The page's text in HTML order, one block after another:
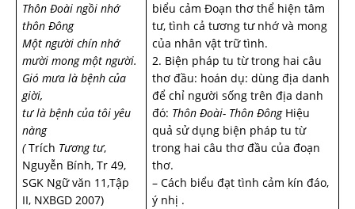
Thôn Đoài ngồi nhớ
thôn Đông
Một người chín nhớ
mười mong một người.
Gió mưa là bệnh của
giời,
tư là bệnh của tôi yêu
nàng
(Trích Tương tư,
Nguyễn Bính, Tr 49,
SGK Ngữ văn 11,Tập
II, NXBGD 2007)
biểu cảm Đoạn thơ thể hiện tâm
tư, tình cả tương tư nhớ và mong
của nhân vật trữ tình.
2. Biện pháp tu từ trong hai câu
thơ đầu: hoán dụ: dùng địa danh
để chỉ người sống trên địa danh
đó: Thôn Đoài- Thôn ĐôngHiệu
quả sử dụng biện pháp tu từ
trong hai câu thơ đầu của đoạn
thơ.
– Cách biểu đạt tình cảm kín đáo,
ý nhị .